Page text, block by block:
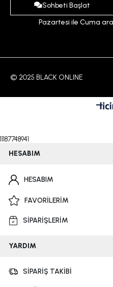
Sohbeti Başlat
Pazartesi ile Cuma
© 2025 BLACK ONLINE
11187748941
HESABIM
HESABIM
FAVORİLERİM
SİPARİŞLERİM
YARDIM
SİPARİŞ TAKİBİ